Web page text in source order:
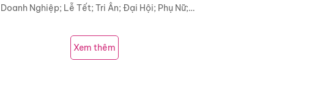
Nghiệp; Lễ Tết; Tri Ân; Đại Hội; Phụ Nữ;…
Xem thêm